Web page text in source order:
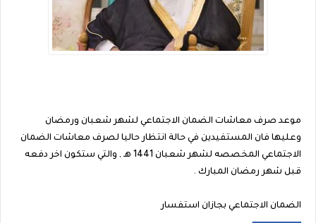
موعد صرف معاشات الضمان الاجتماعي لشهر شعبان ورمضان
وعليها فان المستفيدين في حالة انتظار حاليا لصرف معاشات الضمان
الاجتماعي المخصصه لشهر شعبان 1441 هـ , والتي ستكون اخر دفعه
قبل شهر رمضان المبارك .
الضمان الاجتماعي بجازان استفسار